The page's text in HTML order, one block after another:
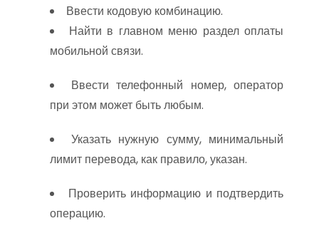
Ввести кодовую комбинацию.
Найти в главном меню раздел оплаты
мобильной связи.
Ввести телефонный номер, оператор
при этом может быть любым.
Указать нужную сумму, минимальный
лимит перевода, как правило, указан.
Проверить информацию и подтвердить
операцию.